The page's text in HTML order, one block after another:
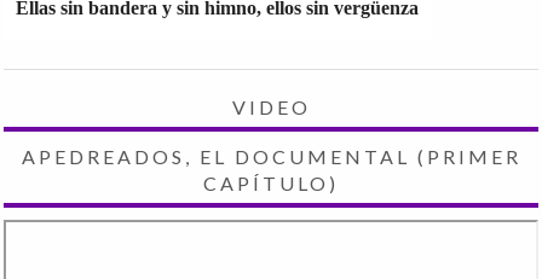
Ellas sin bandera y sin himno, ellos sin vergüenza
VIDEO
APEDREADOS, EL DOCUMENTAL (PRIMER
CAPÍTULO)